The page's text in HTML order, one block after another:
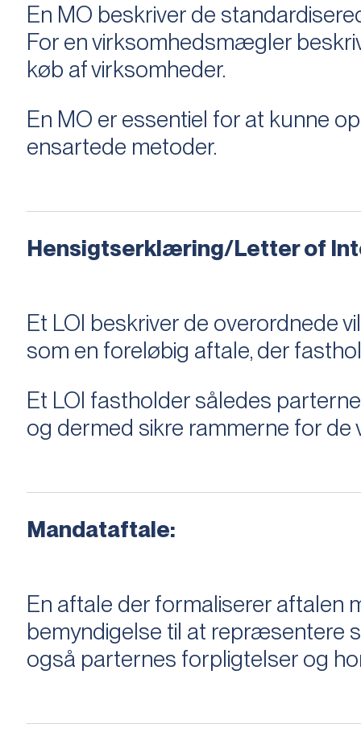
En MO beskriver de
For en virksomhedsmægler
køb af virksomheder.
En MO er essentiel for at kunne
ensartede metoder.
Hensigtserklæring/Letter of
Et LOI beskriver de overordnede
som en foreløbig aftale, der
Et LOI fastholder således
og dermed sikre rammerne for de
Mandataftale:
En aftale der formaliserer
bemyndigelse til at repræsentere
også parternes forpligtelser og